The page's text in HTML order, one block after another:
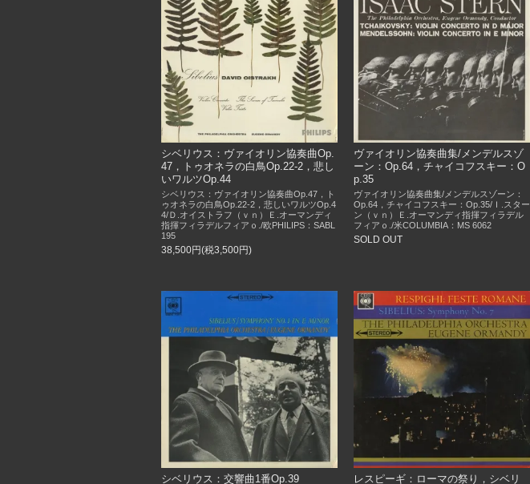
シベリウス：ヴァイオリン協奏曲Op.
47，トゥオネラの白鳥Op.22-2，悲し
いワルツOp.44
シベリウス：ヴァイオリン協奏曲Op.47，ト
ゥオネラの白鳥Op.22-2，悲しいワルツOp.4
4/Ｄ.オイストラフ（ｖｎ）Ｅ.オーマンディ
指揮フィラデルフィアｏ./欧PHILIPS：SABL
195
38,500円(税3,500円)
ヴァイオリン協奏曲集/メンデルスゾ
ーン：Op.64，チャイコフスキー：O
p.35
ヴァイオリン協奏曲集/メンデルスゾーン：
Op.64，チャイコフスキー：Op.35/Ｉ.スター
ン（ｖｎ）Ｅ.オーマンディ指揮フィラデル
フィアｏ./米COLUMBIA：MS 6062
SOLD OUT
シベリウス：交響曲1番Op.39 レスピーギ：ローマの祭り，シベリ